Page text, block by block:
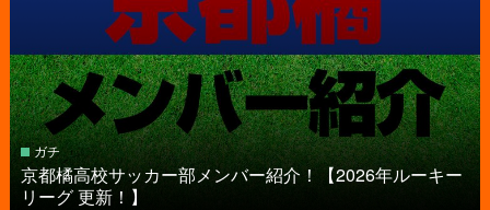
ガチ
京都橘高校サッカー部メンバー紹介！【2026年ルーキー
リーグ 更新！】